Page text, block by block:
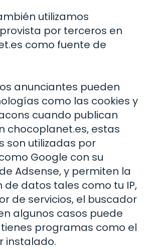
utilizamos
por terceros en
como fuente de
anunciantes pueden
como las cookies y
cuando publican
chocoplanet.es, estas
son utilizadas por
Google con su
Adsense, y permiten la
de datos tales como tu IP,
de servicios, el buscador
algunos casos puede
programas como el
instalado.